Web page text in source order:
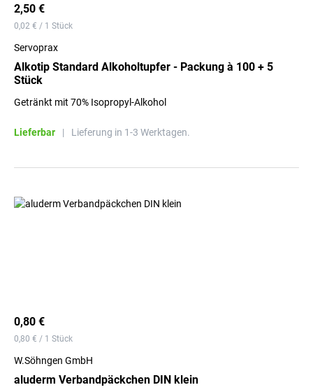
2,50 €
0,02 € / 1 Stück
Servoprax
Alkotip Standard Alkoholtupfer - Packung à 100 + 5
Stück
Getränkt mit 70% Isopropyl-Alkohol
Lieferbar | Lieferung in 1-3 Werktagen.
0,80 €
0,80 € / 1 Stück
W.Söhngen GmbH
aluderm Verbandpäckchen DIN klein